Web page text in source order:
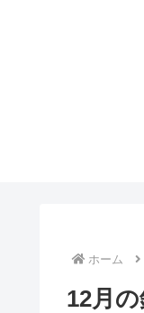
ホーム
12月